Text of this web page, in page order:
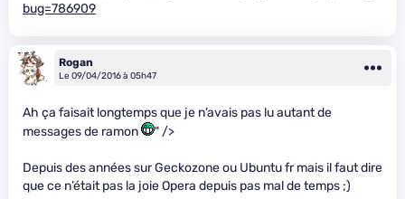
bug=786909
Rogan
Le 09/04/2016 à 05h47
Ah ça faisait longtemps que je n’avais pas lu autant de
messages de ramon
" />
Depuis des années sur Geckozone ou Ubuntu fr mais il faut dire
que ce n’était pas la joie Opera depuis pas mal de temps ;)